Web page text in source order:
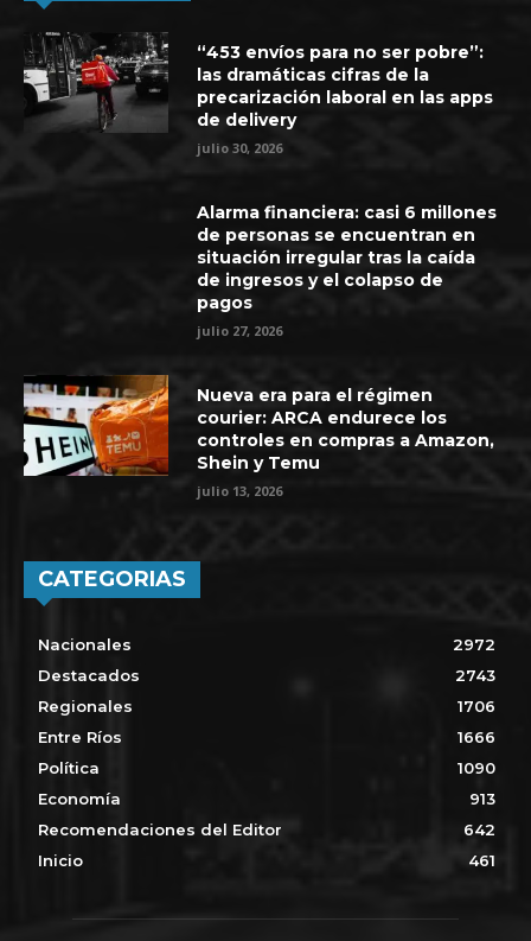
“453 envíos para no ser pobre”:
las dramáticas cifras de la
precarización laboral en las apps
de delivery
julio 30, 2026
Alarma financiera: casi 6 millones
de personas se encuentran en
situación irregular tras la caída
de ingresos y el colapso de
pagos
julio 27, 2026
Nueva era para el régimen
courier: ARCA endurece los
controles en compras a Amazon,
Shein y Temu
julio 13, 2026
CATEGORIAS
Nacionales
2972
Destacados
2743
Regionales
1706
Entre Ríos
1666
Política
1090
Economía
913
Recomendaciones del Editor
642
Inicio
461